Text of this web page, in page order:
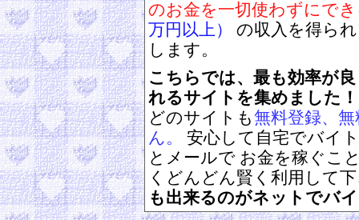
のお金を一切使わずにで
万円以上）
の収入を得ら
します。
こちらでは、最も効率が
れるサイトを集めました！
どのサイトも無料登録、
ん。
安心して自宅でバイ
とメールで お金を稼ぐこ
くどんどん賢く利用して
も出来るのがネットでバ